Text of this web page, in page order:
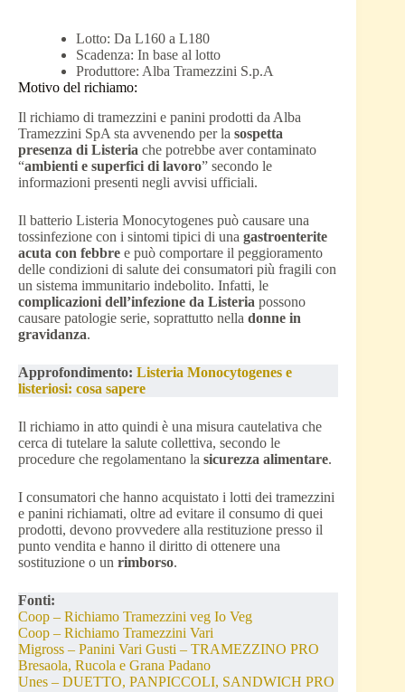
Lotto: Da L160 a L180
Scadenza: In base al lotto
Produttore: Alba Tramezzini S.p.A
Motivo del richiamo:
Il richiamo di tramezzini e panini prodotti da Alba
Tramezzini SpA sta avvenendo per la sospetta
presenza di Listeria che potrebbe aver contaminato
“ambienti e superfici di lavoro” secondo le
informazioni presenti negli avvisi ufficiali.
Il batterio Listeria Monocytogenes può causare una
tossinfezione con i sintomi tipici di una gastroenterite
acuta con febbre e può comportare il peggioramento
delle condizioni di salute dei consumatori più fragili con
un sistema immunitario indebolito. Infatti, le
complicazioni dell’infezione da Listeria possono
causare patologie serie, soprattutto nella donne in
gravidanza.
Approfondimento: Listeria Monocytogenes e
listeriosi: cosa sapere
Il richiamo in atto quindi è una misura cautelativa che
cerca di tutelare la salute collettiva, secondo le
procedure che regolamentano la sicurezza alimentare.
I consumatori che hanno acquistato i lotti dei tramezzini
e panini richiamati, oltre ad evitare il consumo di quei
prodotti, devono provvedere alla restituzione presso il
punto vendita e hanno il diritto di ottenere una
sostituzione o un rimborso.
Fonti:
Coop – Richiamo Tramezzini veg Io Veg
Coop – Richiamo Tramezzini Vari
Migross – Panini Vari Gusti – TRAMEZZINO PRO
Bresaola, Rucola e Grana Padano
Unes – DUETTO, PANPICCOLI, SANDWICH PRO